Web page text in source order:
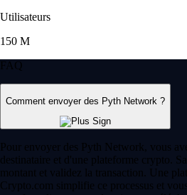
Utilisateurs
150 M
FAQ
Comment envoyer des Pyth Network ?
Pour envoyer des Pyth Network, vous
destinataire et d'une plateforme crypto.
montant et validez la transaction. Une
Crypto.com simplifie ce processus et